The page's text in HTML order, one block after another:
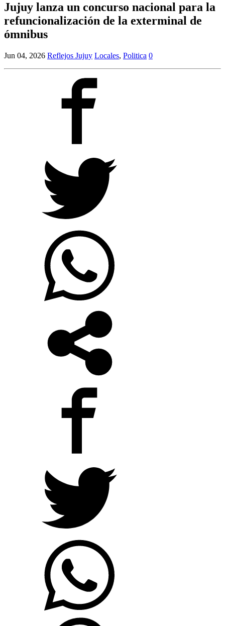
Jujuy lanza un concurso nacional para la
refuncionalización de la exterminal de
ómnibus
Jun 04, 2026 Reflejos Jujuy Locales, Politica 0